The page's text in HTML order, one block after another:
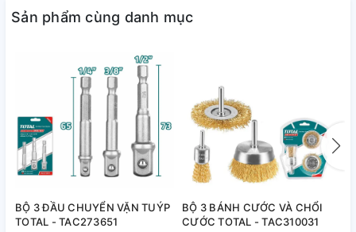
Sản phẩm cùng danh mục
BỘ 3 ĐẦU CHUYỂN VẶN TUÝP
TOTAL - TAC273651
BỘ 3 BÁNH CƯỚC VÀ CHỔI
CƯỚC TOTAL - TAC310031